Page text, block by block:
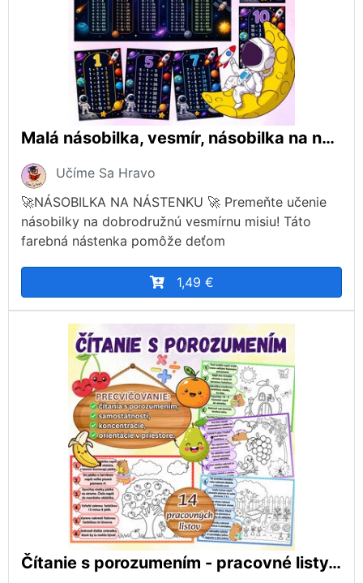
Malá násobilka, vesmír, násobilka na nástenku
Učíme Sa Hravo
🚀NÁSOBILKA NA NÁSTENKU 🚀 Premeňte učenie
násobilky na dobrodružnú vesmírnu misiu! Táto
farebná nástenka pomôže deťom
1,49 €
Čítanie s porozumením - pracovné listy, ovocie a zelenina